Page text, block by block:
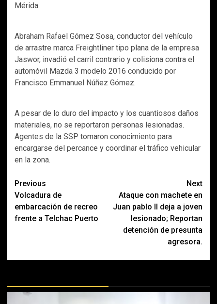
Mérida.
Abraham Rafael Gómez Sosa, conductor del vehículo
de arrastre marca Freightliner tipo plana de la empresa
Jaswor, invadió el carril contrario y colisiona contra el
automóvil Mazda 3 modelo 2016 conducido por
Francisco Emmanuel Núñez Gómez.
A pesar de lo duro del impacto y los cuantiosos daños
materiales, no se reportaron personas lesionadas.
Agentes de la SSP tomaron conocimiento para
encargarse del percance y coordinar el tráfico vehicular
en la zona.
Post
navigation
Previous
Volcadura de
embarcación de recreo
frente a Telchac Puerto
Next
Ataque con machete en
Juan pablo II deja a joven
lesionado; Reportan
detención de presunta
agresora.